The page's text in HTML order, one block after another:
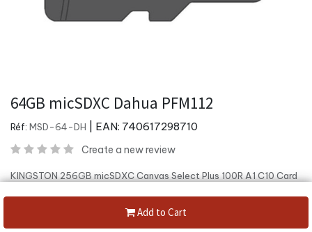
Add to Cart
64GB micSDXC Dahua PFM112
Réf: MSD-64-DH | EAN: 740617298710
Create a new review
KINGSTON 256GB micSDXC Canvas Select Plus 100R A1 C10 Card